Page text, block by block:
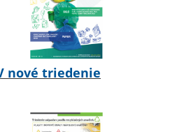
nové triedenie